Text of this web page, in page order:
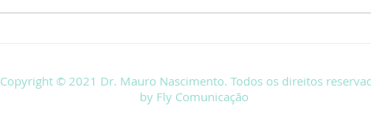
Copyright © 2021 Dr. Mauro Nascimento. Todos os direitos
by Fly Comunicação